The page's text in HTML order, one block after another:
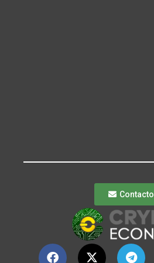
Contacto